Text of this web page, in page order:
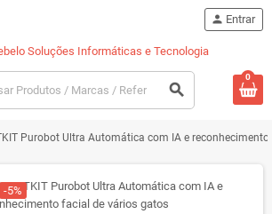
search
person Entrar
0
Purobot Ultra Automática com IA e
-5%